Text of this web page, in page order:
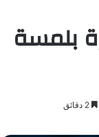
بلمسة
2 دقائق